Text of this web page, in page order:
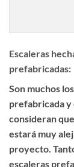
Escaleras
prefabricadas:
Son muchos
prefabricada
consideran
estará muy
proyecto.
escaleras